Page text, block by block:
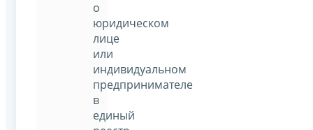
о
юридическом
лице
или
индивидуальном
предпринимателе
в
единый